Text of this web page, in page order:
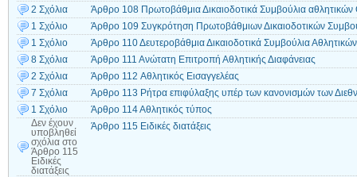
2 Σχόλια
Άρθρο 108 Πρωτοβάθμια Δικαιοδοτικά Συμβούλια
1 Σχόλιο
Άρθρο 109 Συγκρότηση Πρωτοβάθμιων Δικαιοδοτικών
1 Σχόλιο
Άρθρο 110 Δευτεροβάθμια Δικαιοδοτικά Συμβούλια
8 Σχόλια
Άρθρο 111 Ανώτατη Επιτροπή Αθλητικής Διαφάνειας
2 Σχόλια
Άρθρο 112 Aθλητικός Eισαγγελέας
7 Σχόλια
Άρθρο 113 Ρήτρα επιφύλαξης υπέρ των κανονισμών των
1 Σχόλιο
Άρθρο 114 Αθλητικός τύπος
Δεν έχουν
υποβληθεί
σχόλια στο
Άρθρο 115
Ειδικές
διατάξεις
Άρθρο 115 Ειδικές διατάξεις